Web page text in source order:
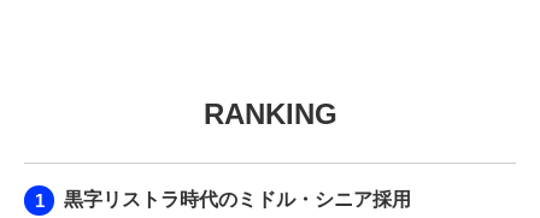
RANKING
黒字リストラ時代のミドル・シニア採用